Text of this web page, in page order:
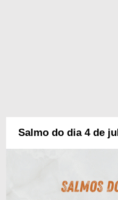
Salmo do dia 4 de